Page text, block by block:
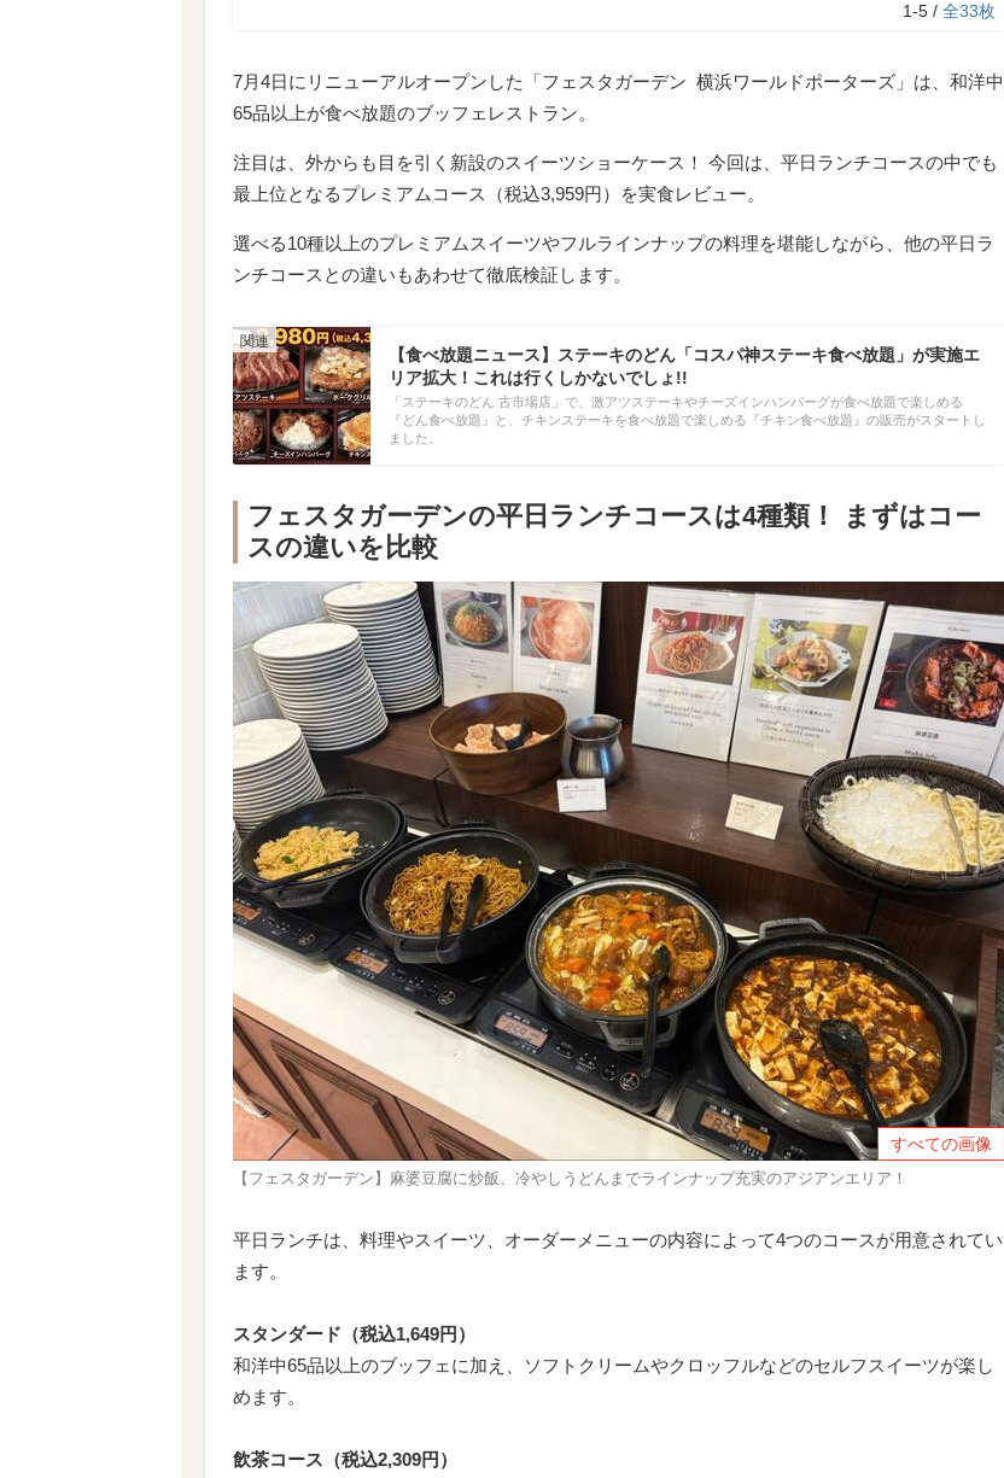
1-5 / 全33枚
7月4日にリニューアルオープンした「フェスタガーデン 横浜ワールドポーターズ」は、和洋中
65品以上が食べ放題のブッフェレストラン。
注目は、外からも目を引く新設のスイーツショーケース！ 今回は、平日ランチコースの中でも
最上位となるプレミアムコース（税込3,959円）を実食レビュー。
選べる10種以上のプレミアムスイーツやフルラインナップの料理を堪能しながら、他の平日ラ
ンチコースとの違いもあわせて徹底検証します。
【食べ放題ニュース】ステーキのどん「コスパ神ステーキ食べ放題」が実施エ
リア拡大！これは行くしかないでしょ!!
「ステーキのどん 古市場店」で、激アツステーキやチーズインハンバーグが食べ放題で楽しめる
『どん食べ放題』と、チキンステーキを食べ放題で楽しめる『チキン食べ放題』の販売がスタートし
ました。
フェスタガーデンの平日ランチコースは4種類！ まずはコー
スの違いを比較
すべての画像
【フェスタガーデン】麻婆豆腐に炒飯、冷やしうどんまでラインナップ充実のアジアンエリア！
平日ランチは、料理やスイーツ、オーダーメニューの内容によって4つのコースが用意されてい
ます。
スタンダード（税込1,649円）
和洋中65品以上のブッフェに加え、ソフトクリームやクロッフルなどのセルフスイーツが楽し
めます。
飲茶コース（税込2,309円）